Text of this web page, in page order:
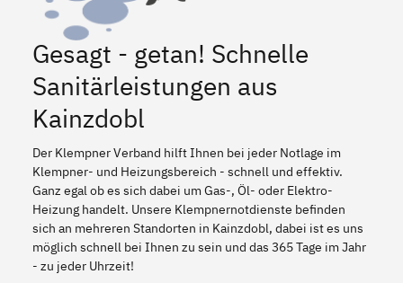
Gesagt - getan! Schnelle
Sanitärleistungen aus
Kainzdobl
Der Klempner Verband hilft Ihnen bei jeder Notlage im
Klempner- und Heizungsbereich - schnell und effektiv.
Ganz egal ob es sich dabei um Gas-, Öl- oder Elektro-
Heizung handelt. Unsere Klempnernotdienste befinden
sich an mehreren Standorten in Kainzdobl, dabei ist es uns
möglich schnell bei Ihnen zu sein und das 365 Tage im Jahr
- zu jeder Uhrzeit!